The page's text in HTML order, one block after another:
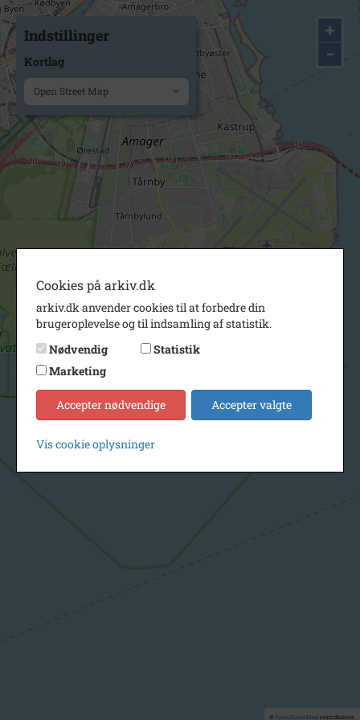
+
−
© OpenStreetMapcontributors.
Indstillinger
Kortlag
Open Street Map
Cookies på arkiv.dk
arkiv.dk anvender cookies til at forbedre din
brugeroplevelse og til indsamling af statistik.
Nødvendig
Statistik
Marketing
Accepter nødvendige Accepter valgte
Vis cookie oplysninger